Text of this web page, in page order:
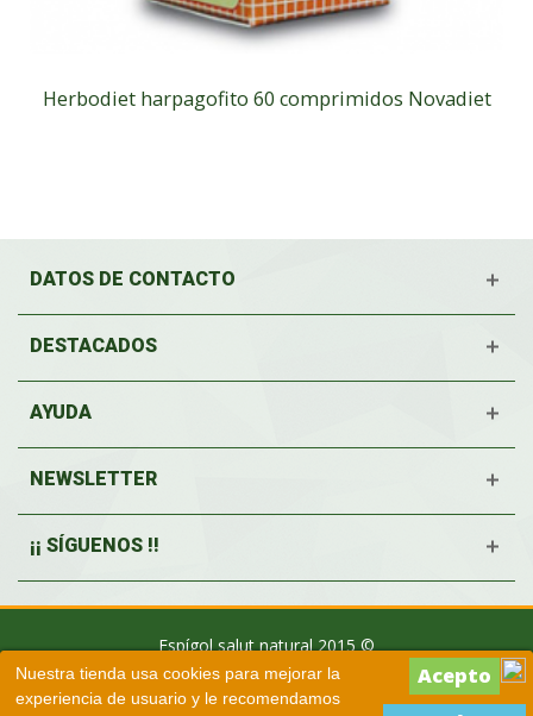
Nuestra tienda usa cookies para mejorar la
experiencia de usuario y le recomendamos
Herbodiet harpagofito 60 comprimidos Novadiet
DATOS DE CONTACTO
DESTACADOS
AYUDA
NEWSLETTER
¡¡ SÍGUENOS !!
Espígol salut natural 2015 ©